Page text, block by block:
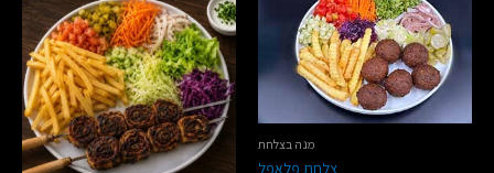
מנה בצלחת
צלחת פלאפל